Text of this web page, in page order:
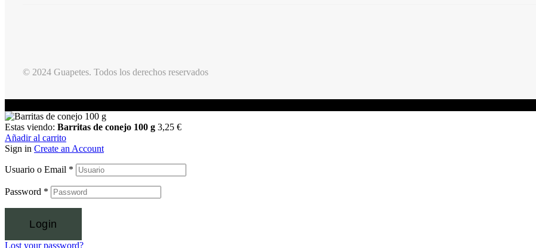
© 2024 Guapetes. Todos los derechos reservados
Estas viendo: Barritas de conejo 100 g 3,25 €
Añadir al carrito
Sign in Create an Account
Usuario o Email *
Password *
Login
Lost your password?